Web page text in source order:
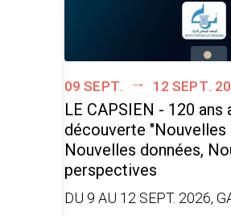
09 sept. 12 sept.
LE CAPSIEN - 120 ans
découverte "Nouvelles
Nouvelles données,
perspectives
DU 9 AU 12 SEPT. 2026,